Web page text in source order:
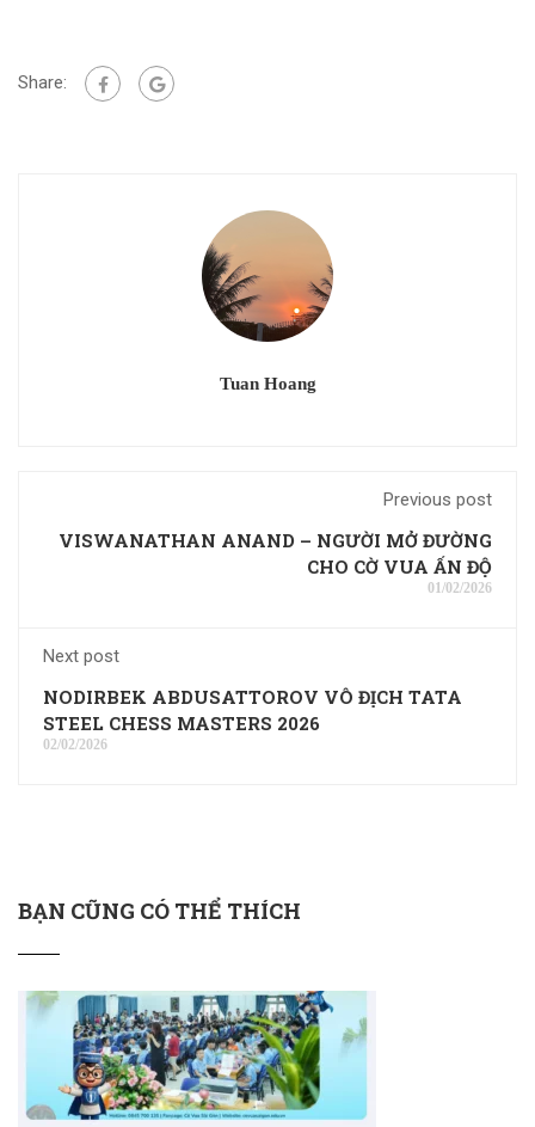
Share:
Tuan Hoang
Previous post
VISWANATHAN ANAND – NGƯỜI MỞ ĐƯỜNG
CHO CỜ VUA ẤN ĐỘ
01/02/2026
Next post
NODIRBEK ABDUSATTOROV VÔ ĐỊCH TATA
STEEL CHESS MASTERS 2026
02/02/2026
BẠN CŨNG CÓ THỂ THÍCH